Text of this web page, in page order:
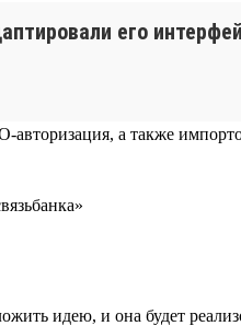
его
авторизация, а также
идею, и она будет